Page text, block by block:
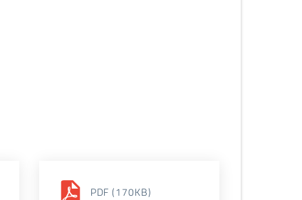
PDF (170KB)